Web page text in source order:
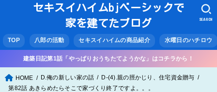
セキスイハイムbjベーシックで
家を建てたブログ
TOP 八郎の活動 セキスイハイムの商品紹介 水曜日のハチロウ
SEARCH
建築日記第1話「やっぱりおうちたてようかな」はコチラから！
HOME D.俺の新しい家の話
D-(4).親の脛かじり、住宅資金贈与
第82話 あきらめたらそこで家づくり終了ですよ。。。